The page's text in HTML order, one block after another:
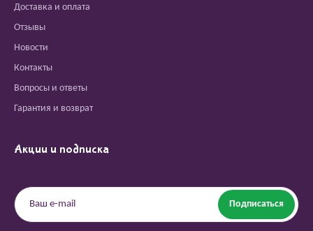
Доставка и оплата
Отзывы
Новости
Контакты
Вопросы и ответы
Гарантия и возврат
Акции и подписка
Подписаться